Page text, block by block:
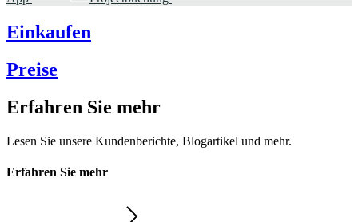
Einkaufen
Preise
Erfahren Sie mehr
Lesen Sie unsere Kundenberichte, Blogartikel und mehr.
Erfahren Sie mehr